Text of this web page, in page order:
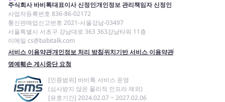
주식회사 바비톡대표이사 신정인개인정보 관리책임자 신정인
사업자등록번호 836-86-02172
통신판매업신고번호 2021-서울강남-03497
서울특별시 서초구 강남대로 363 363강남타워 11층
이메일 cs@babitalk.com
서비스 이용약관개인정보 처리 방침위치기반 서비스 이용약관
명예훼손 게시중단 요청
[인증범위] 바비톡 서비스 운영
(심사받지 않은 물리적 인프라 제외)
[유효기간] 2024.02.07 ~ 2027.02.06